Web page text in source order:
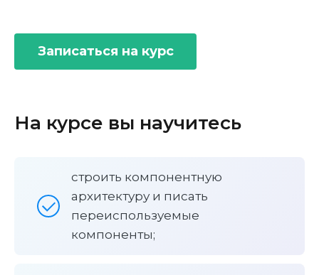
Записаться на курс
На курсе вы научитесь
строить компонентную
архитектуру и писать
переиспользуемые
компоненты;